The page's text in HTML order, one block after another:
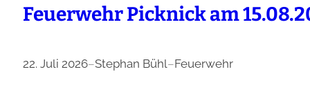
Feuerwehr Picknick am
22. Juli 2026–Stephan Bühl–Feuerwehr